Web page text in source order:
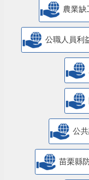
農業缺
公職人員利
公
苗栗縣